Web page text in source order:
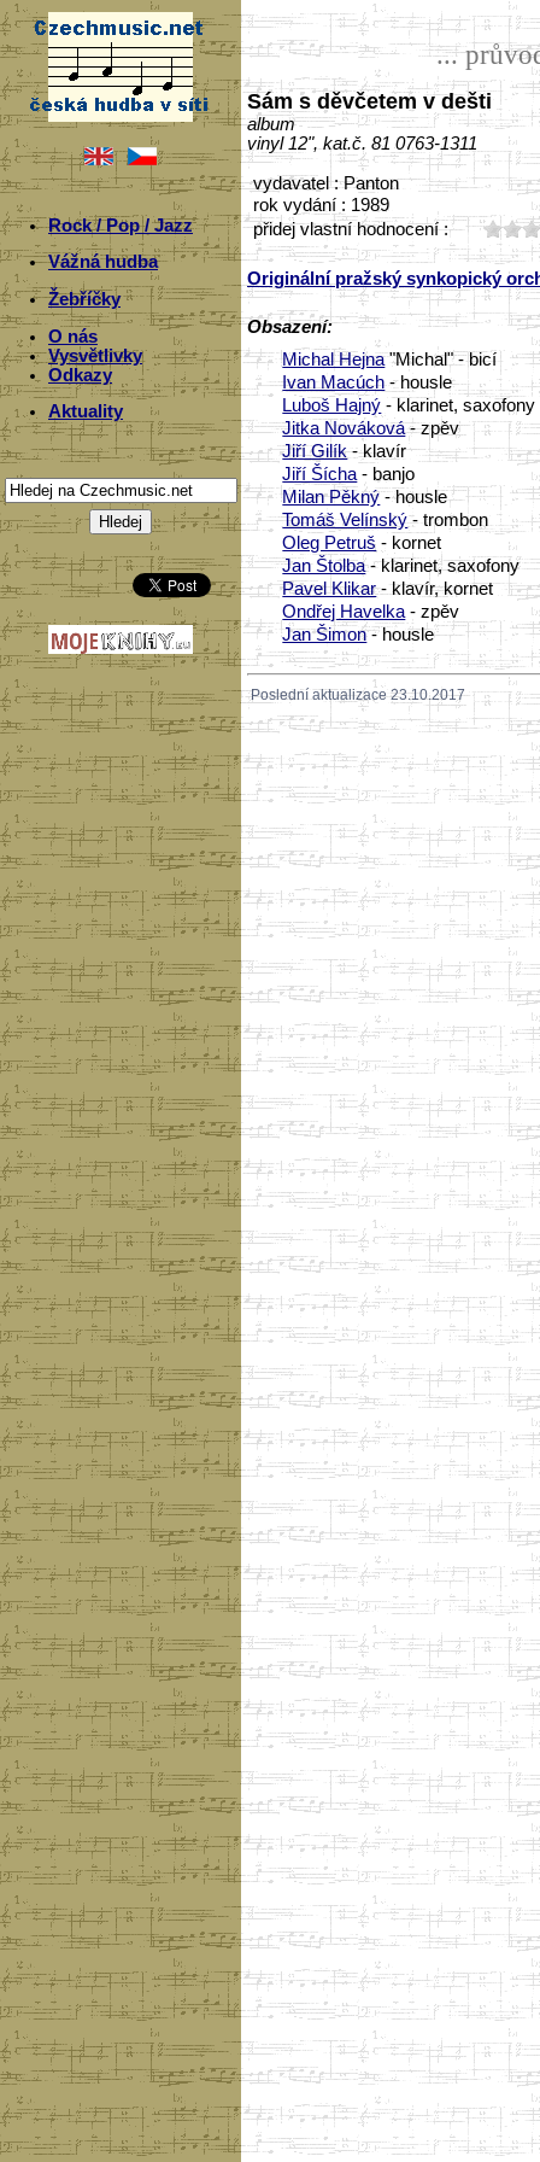
Rock / Pop / Jazz
Vážná hudba
Žebříčky
O nás
Vysvětlivky
Odkazy
Aktuality
...
Sám s děvčetem v dešti
album
vinyl 12", kat.č. 81 0763-1311
vydavatel : Panton
rok vydání : 1989
přidej vlastní hodnocení :
Originální pražský synkopický
Obsazení:
Michal Hejna"Michal" - bicí
Ivan Macúch- housle
Luboš Hajný - klarinet, saxofony
Jitka Nováková- zpěv
Jiří Gilík- klavír
Jiří Šícha- banjo
Milan Pěkný- housle
Tomáš Velínský- trombon
Oleg Petruš - kornet
Jan Štolba- klarinet, saxofony
Pavel Klikar- klavír, kornet
Ondřej Havelka- zpěv
Jan Šimon- housle
Poslední aktualizace 23.10.2017